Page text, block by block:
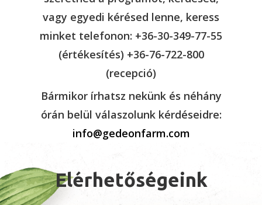
vagy egyedi kérésed lenne, keress
minket telefonon: +36-30-349-77-55
(értékesítés) +36-76-722-800
(recepció)
Bármikor írhatsz nekünk és néhány
órán belül válaszolunk kérdéseidre:
info@gedeonfarm.com
Elérhetőségeink